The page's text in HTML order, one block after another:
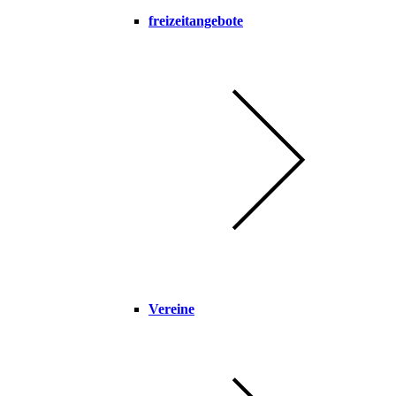
freizeitangebote
Vereine